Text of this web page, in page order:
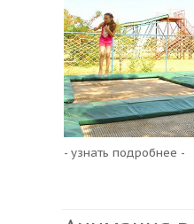
- узнать подробнее -